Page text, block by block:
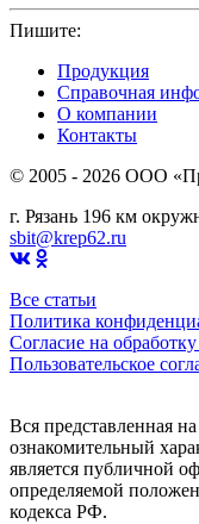
Пишите:
Продукция
Справочная
О компании
Контакты
© 2005 - 2026 OOO
г. Рязань 196 км
sbit@krep62.ru
Все статьи
Политика
Согласие на
Пользовательское
Вся представленная
ознакомительный
является публичной
определяемой
кодекса РФ.